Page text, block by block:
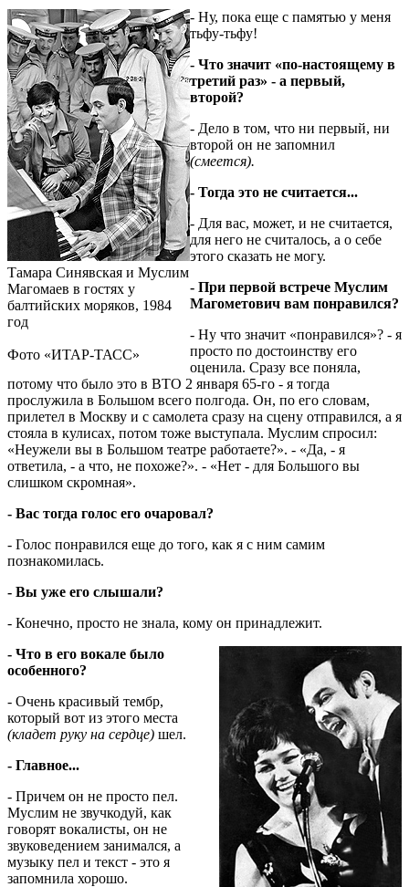
Тамара Синявская и Муслим
Магомаев в гостях у
балтийских моряков, 1984
год
Фото «ИТАР-ТАСС»
- Ну, пока еще с памятью у меня
тьфу-тьфу!
- Что значит «по-настоящему в
третий раз» - а первый,
второй?
- Дело в том, что ни первый, ни
второй он не запомнил
(смеется).
- Тогда это не считается...
- Для вас, может, и не считается,
для него не считалось, а о себе
этого сказать не могу.
- При первой встрече Муслим
Магометович вам понравился?
- Ну что значит «понравился»? - я
просто по достоинству его
оценила. Сразу все поняла,
потому что было это в ВТО 2 января 65-го - я тогда
прослужила в Большом всего полгода. Он, по его словам,
прилетел в Москву и с самолета сразу на сцену отправился, а я
стояла в кулисах, потом тоже выступала. Муслим спросил:
«Неужели вы в Большом театре работаете?». - «Да, - я
ответила, - а что, не похоже?». - «Нет - для Большого вы
слишком скромная».
- Вас тогда голос его очаровал?
- Голос понравился еще до того, как я с ним самим
познакомилась.
- Вы уже его слышали?
- Конечно, просто не знала, кому он принадлежит.
- Что в его вокале было
особенного?
- Очень красивый тембр,
который вот из этого места
(кладет руку на сердце) шел.
- Главное...
- Причем он не просто пел.
Муслим не звучкодуй, как
говорят вокалисты, он не
звуковедением занимался, а
музыку пел и текст - это я
запомнила хорошо.